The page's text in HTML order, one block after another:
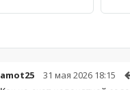
amot25 31 мая 2026 18:15